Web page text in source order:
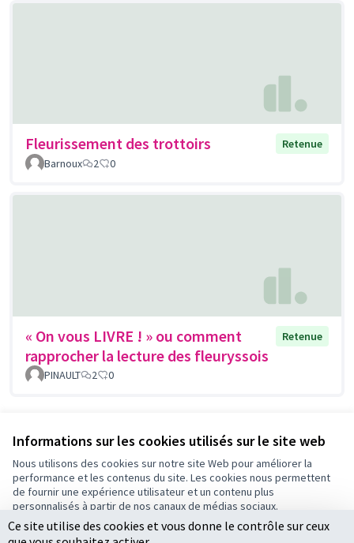
Informations sur les cookies utilisés sur le site web
Nous utilisons des cookies sur notre site Web pour améliorer la
performance et les contenus du site. Les cookies nous permettent
de fournir une expérience utilisateur et un contenu plus
personnalisés à partir de nos canaux de médias sociaux.
Tout accepter
Fleurissement des trottoirs
Retenue
Barnoux
2 0
« On vous LIVRE ! » ou comment
rapprocher la lecture des fleuryssois
Retenue
PINAULT 2 0
Conditions d'utilisation
Paramètres des cookies
Ce site utilise des cookies et vous donne le contrôle sur ceux